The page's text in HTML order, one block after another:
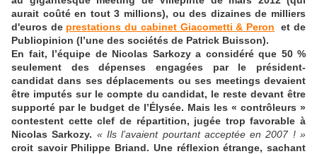
aurait coûté en tout 3 millions), ou des dizaines de milliers
d'euros de prestations du cabinet Giacometti & Peron et de
Publiopinion (l’une des sociétés de Patrick Buisson).
En fait, l’équipe de Nicolas Sarkozy a considéré que 50 %
seulement des dépenses engagées par le président-
candidat dans ses déplacements ou ses meetings devaient
être imputés sur le compte du candidat, le reste devant être
supporté par le budget de l’Élysée. Mais les « contrôleurs »
contestent cette clef de répartition, jugée trop favorable à
Nicolas Sarkozy. « Ils l’avaient pourtant acceptée en 2007 ! »
croit savoir Philippe Briand. Une réflexion étrange, sachant